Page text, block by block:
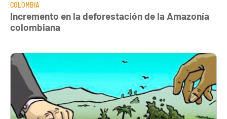
COLOMBIA
Incremento en la deforestación de la Amazonía
colombiana